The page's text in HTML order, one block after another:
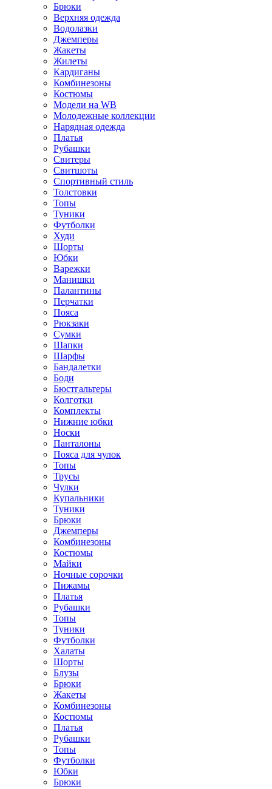
Брюки
Верхняя одежда
Водолазки
Джемперы
Жакеты
Жилеты
Кардиганы
Комбинезоны
Костюмы
Модели на WB
Молодежные коллекции
Нарядная одежда
Платья
Рубашки
Свитеры
Свитшоты
Спортивный стиль
Толстовки
Топы
Туники
Футболки
Худи
Шорты
Юбки
Варежки
Манишки
Палантины
Перчатки
Пояса
Рюкзаки
Сумки
Шапки
Шарфы
Бандалетки
Боди
Бюстгальтеры
Колготки
Комплекты
Нижние юбки
Носки
Панталоны
Поясa для чулок
Топы
Трусы
Чулки
Купальники
Туники
Брюки
Джемперы
Комбинезоны
Костюмы
Майки
Ночные сорочки
Пижамы
Платья
Рубашки
Топы
Туники
Футболки
Халаты
Шорты
Блузы
Брюки
Жакеты
Комбинезоны
Костюмы
Платья
Рубашки
Топы
Футболки
Юбки
Брюки